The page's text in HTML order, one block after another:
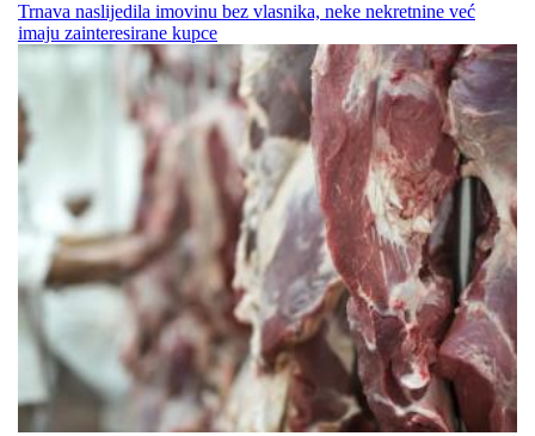
Trnava naslijedila imovinu bez vlasnika, neke nekretnine već
imaju zainteresirane kupce